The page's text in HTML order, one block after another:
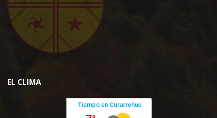
EL CLIMA